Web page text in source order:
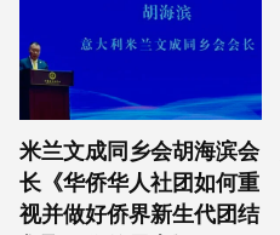
米兰文成同乡会胡海滨会
长《华侨华人社团如何重
视并做好侨界新生代团结